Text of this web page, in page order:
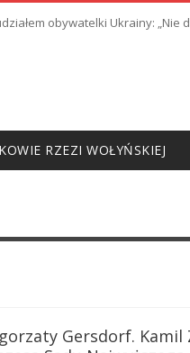
obywatelki Ukrainy: „Nie
RZEZI WOŁYŃSKIEJ
Gersdorf. Kamil